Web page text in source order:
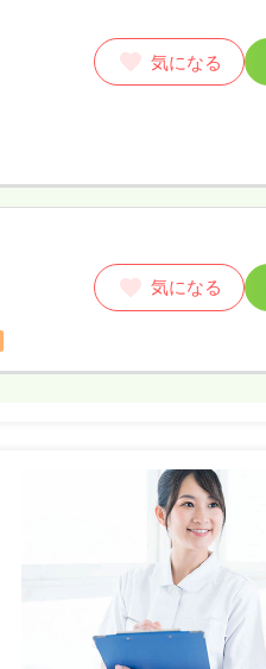
気になる
気になる